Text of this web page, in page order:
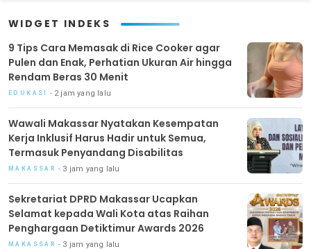
WIDGET INDEKS
9 Tips Cara Memasak di Rice Cooker agar
Pulen dan Enak, Perhatian Ukuran Air hingga
Rendam Beras 30 Menit
EDUKASI 2 jam yang lalu
Wawali Makassar Nyatakan Kesempatan
Kerja Inklusif Harus Hadir untuk Semua,
Termasuk Penyandang Disabilitas
MAKASSAR 3 jam yang lalu
Sekretariat DPRD Makassar Ucapkan
Selamat kepada Wali Kota atas Raihan
Penghargaan Detiktimur Awards 2026
MAKASSAR 3 jam yang lalu